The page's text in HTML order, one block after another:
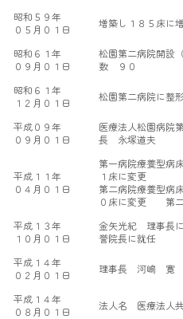
昭和５９年
０５月０１日
増築し１８５床に
昭和６１年
０９月０１日
松園第二病院開
数 ９０
昭和６１年
１２月０１日
松園第二病院に整
平成０９年
０９月０１日
医療法人松園病
長 永塚道夫
平成１１年
０４月０１日
第一病院療養型
１床に変更
第二病院療養型
０床に変更 第
平成１３年
１０月０１日
金矢光紀 理事長
誉院長に就任
平成１４年
０２月０１日
理事長 河嶋 寛
平成１４年
０８月０１日
法人名 医療法人